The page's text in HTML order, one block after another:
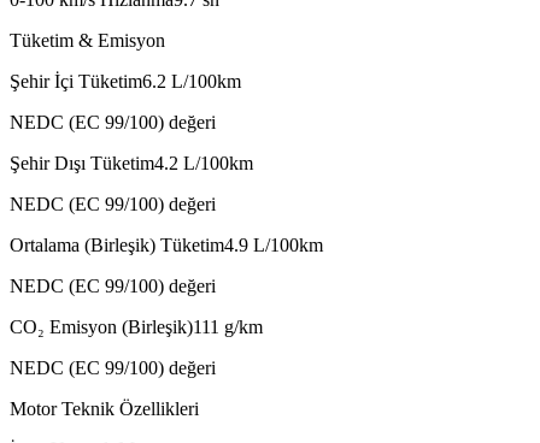
Tüketim & Emisyon
Şehir İçi Tüketim6.2 L/100km
NEDC (EC 99/100) değeri
Şehir Dışı Tüketim4.2 L/100km
NEDC (EC 99/100) değeri
Ortalama (Birleşik) Tüketim4.9 L/100km
NEDC (EC 99/100) değeri
CO₂ Emisyon (Birleşik)111 g/km
NEDC (EC 99/100) değeri
Motor Teknik Özellikleri